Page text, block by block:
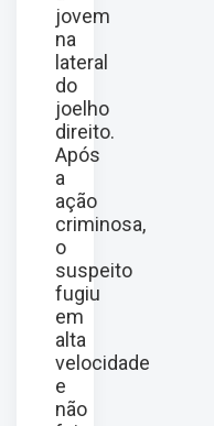
jovem
na
lateral
do
joelho
direito.
Após
a
ação
criminosa,
o
suspeito
fugiu
em
alta
velocidade
e
não